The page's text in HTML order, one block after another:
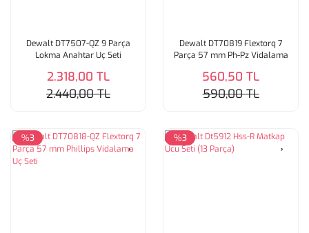
Dewalt DT7507-QZ 9 Parça
Lokma Anahtar Uç Seti
2.318,00 TL
2.440,00 TL
Dewalt DT70819 Flextorq 7
Parça 57 mm Ph-Pz Vidalama
560,50 TL
590,00 TL
%3 %3